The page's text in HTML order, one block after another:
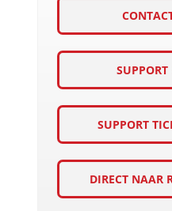
SUPPORT
SUPPORT
DIRECT NAAR